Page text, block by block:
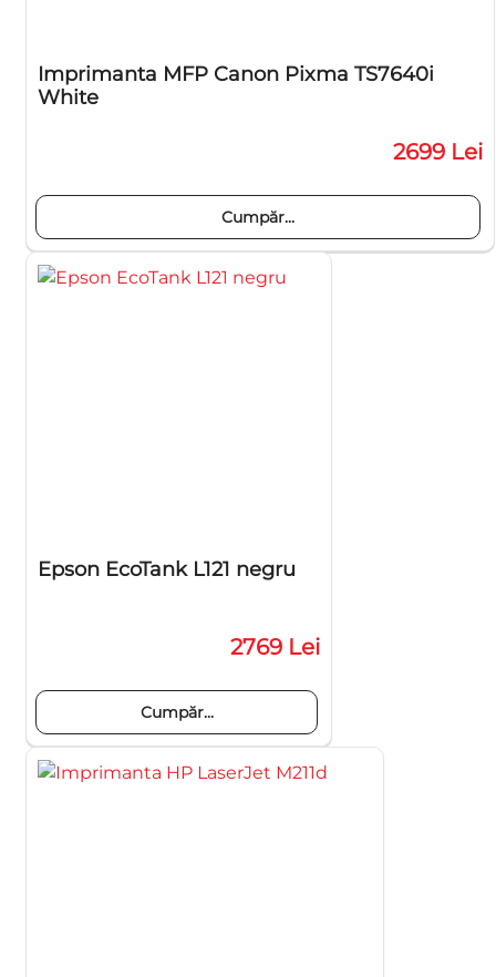
Imprimanta MFP Canon Pixma TS7640i
White
2699 Lei
Cumpăr...
Epson EcoTank L121 negru
2769 Lei
Cumpăr...